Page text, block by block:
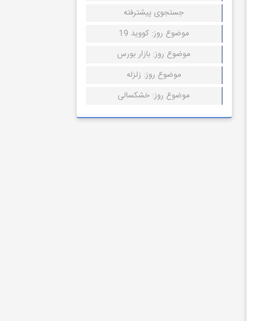
جستجوی پیشترفته
موضوع روز: کووید 19
موضوع روز: بازار بورس
موضوع روز: زلزله
موضوع روز: خشکسالی